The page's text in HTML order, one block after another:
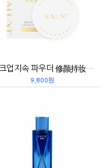
메이크업지속 파우더 修颜持妆粉饼
9,800원